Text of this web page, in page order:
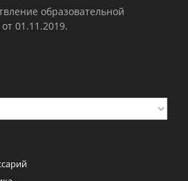
образовательной
01.11.2019.